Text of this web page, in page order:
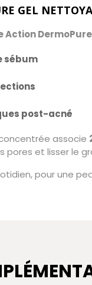
GEL
Action DermoPure
sébum
post-acné
associe
pores et lisser le
pour une